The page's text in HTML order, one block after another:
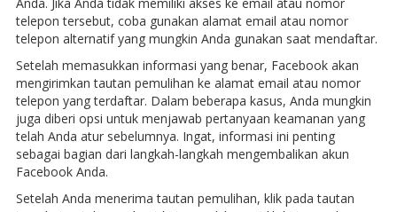
telepon tersebut, coba gunakan alamat email atau nomor
telepon alternatif yang mungkin Anda gunakan saat mendaftar.
Setelah memasukkan informasi yang benar, Facebook akan
mengirimkan tautan pemulihan ke alamat email atau nomor
telepon yang terdaftar. Dalam beberapa kasus, Anda mungkin
juga diberi opsi untuk menjawab pertanyaan keamanan yang
telah Anda atur sebelumnya. Ingat, informasi ini penting
sebagai bagian dari langkah-langkah mengembalikan akun
Facebook Anda.
Setelah Anda menerima tautan pemulihan, klik pada tautan